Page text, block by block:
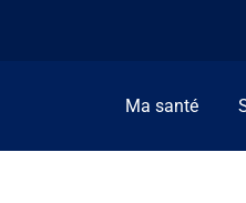
Ma santé